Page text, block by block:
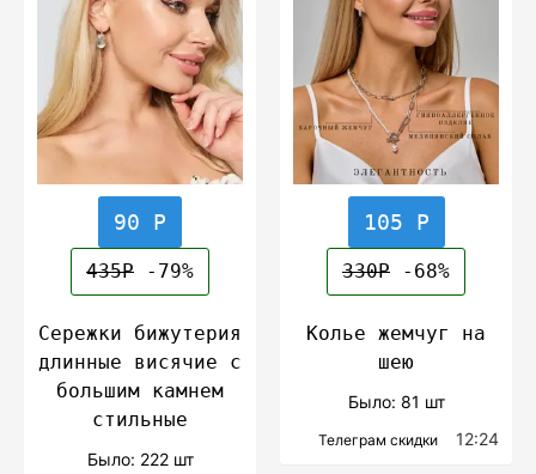
90 Р
435Р -79%
Сережки бижутерия
длинные висячие с
большим камнем
стильные
Было: 222 шт
105 Р
330Р -68%
Колье жемчуг на
шею
Было: 81 шт
Телеграм скидки 12:24